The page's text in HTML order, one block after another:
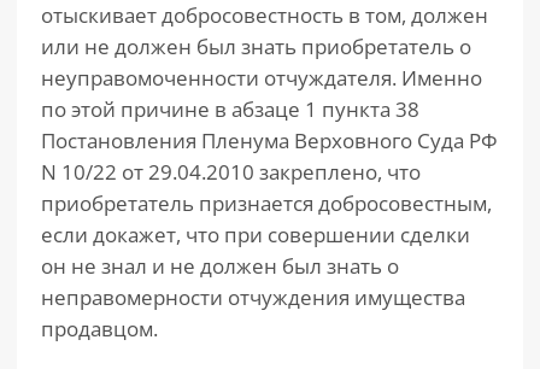
отыскивает добросовестность в том, должен
или не должен был знать приобретатель о
неуправомоченности отчуждателя. Именно
по этой причине в абзаце 1 пункта 38
Постановления Пленума Верховного Суда РФ
N 10/22 от 29.04.2010 закреплено, что
приобретатель признается добросовестным,
если докажет, что при совершении сделки
он не знал и не должен был знать о
неправомерности отчуждения имущества
продавцом.